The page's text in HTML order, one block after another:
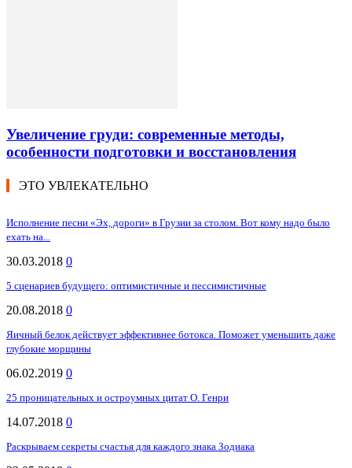
Увеличение груди: современные методы,
особенности подготовки и восстановления
ЭТО УВЛЕКАТЕЛЬНО
Исполнение песни «Эх, дороги» в Грузии за столом. Вот кому надо было
ехать на...
30.03.2018 0
5 сценариев будущего: оптимистичные и пессимистичные
20.08.2018 0
Яичный белок действует эффективнее ботокса. Поможет уменьшить даже
глубокие морщины
06.02.2019 0
25 проницательных и остроумных цитат О. Генри
14.07.2018 0
Раскрываем секреты счастья для каждого знака Зодиака